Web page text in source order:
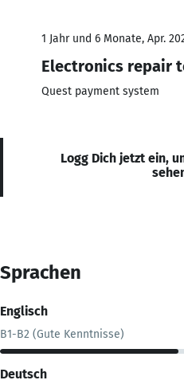
1 Jahr und 6 Monate, Apr.
Electronics repair
Quest payment system
Logg Dich jetzt ein,
Sprachen
Englisch
B1-B2 (Gute Kenntnisse)
Deutsch